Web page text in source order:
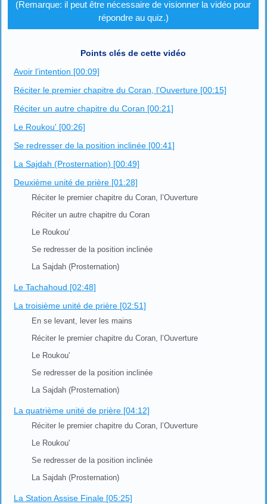
(Remarque: il peut être nécessaire de visionner la vidéo pour
répondre au quiz.)
Points clés de cette vidéo
Avoir l’intention [00:09]
Réciter le premier chapitre du Coran, l’Ouverture [00:15]
Réciter un autre chapitre du Coran [00:21]
Le Roukou' [00:26]
Se redresser de la position inclinée [00:41]
La Sajdah (Prosternation) [00:49]
Deuxième unité de prière [01:28]
Réciter le premier chapitre du Coran, l’Ouverture
Réciter un autre chapitre du Coran
Le Roukou'
Se redresser de la position inclinée
La Sajdah (Prosternation)
Le Tachahoud [02:48]
La troisième unité de prière [02:51]
En se levant, lever les mains
Réciter le premier chapitre du Coran, l’Ouverture
Le Roukou'
Se redresser de la position inclinée
La Sajdah (Prosternation)
La quatrième unité de prière [04:12]
Réciter le premier chapitre du Coran, l’Ouverture
Le Roukou'
Se redresser de la position inclinée
La Sajdah (Prosternation)
La Station Assise Finale [05:25]